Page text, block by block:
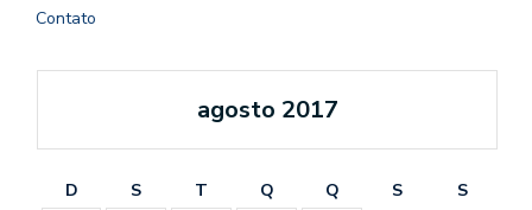
Contato
agosto 2017
D S T Q Q S
S